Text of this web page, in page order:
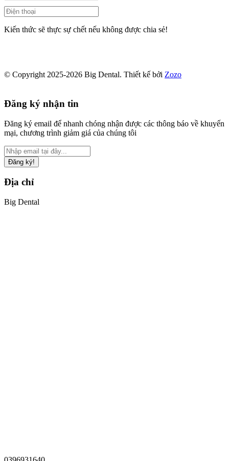
Kiến thức sẽ thực sự chết nếu không được chia sẻ!
© Copyright 2025-2026 Big Dental. Thiết kế bởi Zozo
Đăng ký nhận tin
Đăng ký email để nhanh chóng nhận được các thông báo về khuyến
mại, chương trình giảm giá của chúng tôi
Đăng ký!
Địa chỉ
Big Dental